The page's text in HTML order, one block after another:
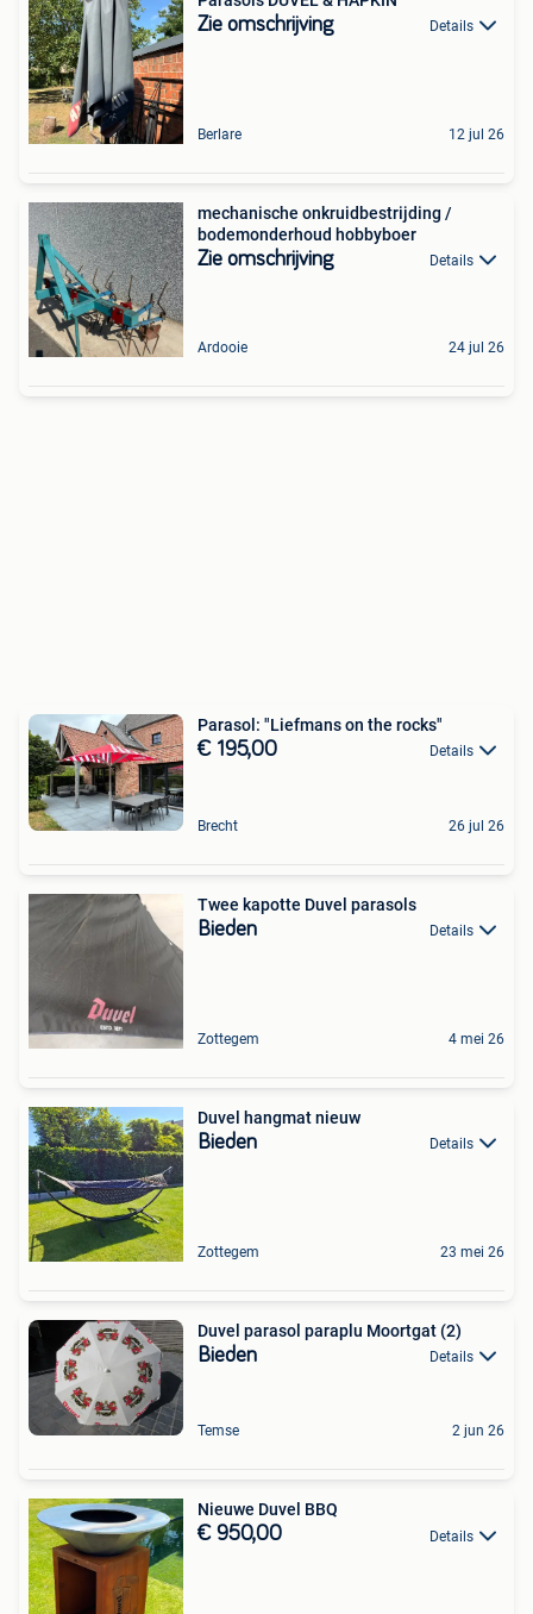
Zie omschrijving Details
Berlare 12 jul 26
mechanische onkruidbestrijding /
bodemonderhoud hobbyboer
Zie omschrijving Details
Ardooie 24 jul 26
Parasol: "Liefmans on the rocks"
€ 195,00 Details
Brecht 26 jul 26
Twee kapotte Duvel parasols
Bieden Details
Zottegem 4 mei 26
Duvel hangmat nieuw
Bieden Details
Zottegem 23 mei 26
Duvel parasol paraplu Moortgat (2)
Bieden Details
Temse 2 jun 26
Nieuwe Duvel BBQ
€ 950,00 Details